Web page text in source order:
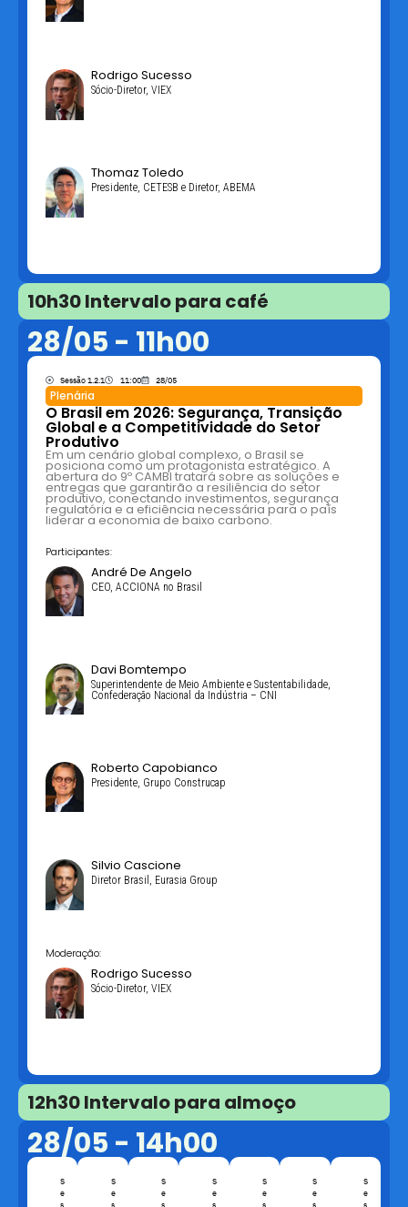
Rodrigo Sucesso
Sócio-Diretor, VIEX
Thomaz Toledo
Presidente, CETESB e Diretor, ABEMA
10h30 Intervalo para café
28/05 - 11h00
Sessão 1.2.1 11:00 28/05
Plenária
O Brasil em 2026: Segurança, Transição
Global e a Competitividade do Setor
Produtivo
Em um cenário global complexo, o Brasil se
posiciona como um protagonista estratégico. A
abertura do 9º CAMBI tratará sobre as soluções e
entregas que garantirão a resiliência do setor
produtivo, conectando investimentos, segurança
regulatória e a eficiência necessária para o país
liderar a economia de baixo carbono.
Participantes:
André De Angelo
CEO, ACCIONA no Brasil
Davi Bomtempo
Superintendente de Meio Ambiente e Sustentabilidade,
Confederação Nacional da Indústria – CNI
Roberto Capobianco
Presidente, Grupo Construcap
Silvio Cascione
Diretor Brasil, Eurasia Group
Moderação:
Rodrigo Sucesso
Sócio-Diretor, VIEX
12h30 Intervalo para almoço
28/05 - 14h00
S
e
s
S
e
s
S
e
s
S
e
s
S
e
s
S
e
s
S
e
s